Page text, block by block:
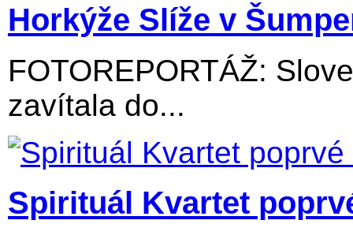
Horkýže Slíže v
FOTOREPORTÁŽ:
zavítala do...
Spirituál Kvartet